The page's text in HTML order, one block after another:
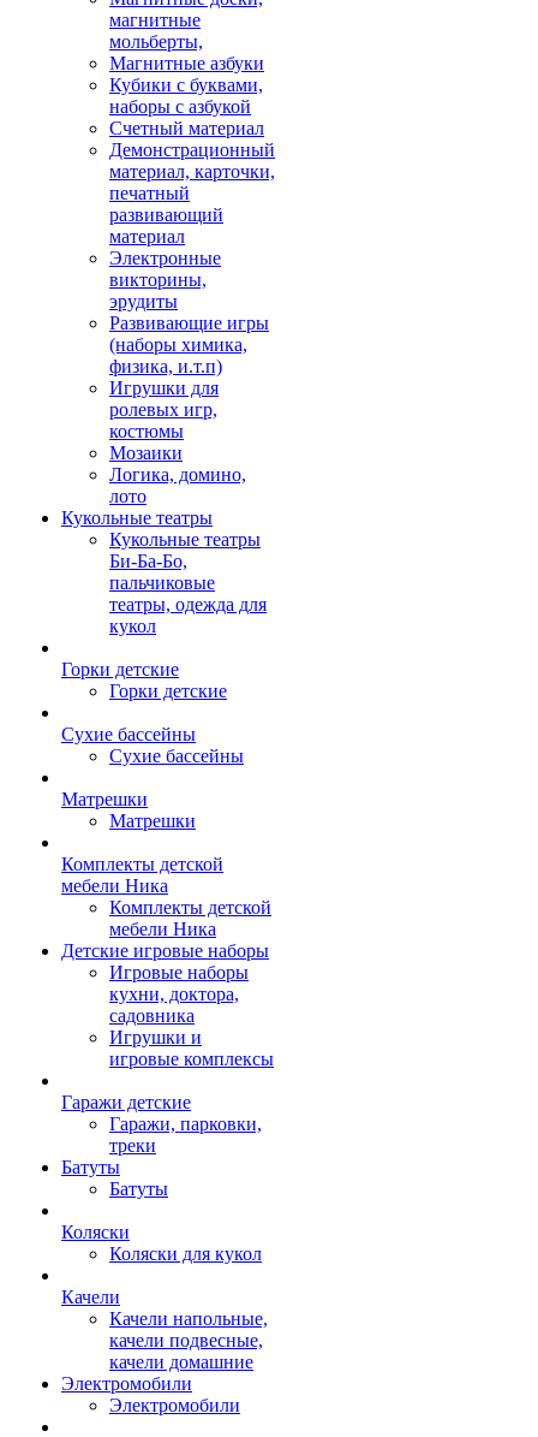
магнитные
мольберты,
Магнитные азбуки
Кубики с буквами,
наборы с азбукой
Счетный материал
Демонстрационный
материал, карточки,
печатный
развивающий
материал
Электронные
викторины,
эрудиты
Развивающие игры
(наборы химика,
физика, и.т.п)
Игрушки для
ролевых игр,
костюмы
Мозаики
Логика, домино,
лото
Кукольные театры
Кукольные театры
Би-Ба-Бо,
пальчиковые
театры, одежда для
кукол
Горки детские
Горки детские
Сухие бассейны
Сухие бассейны
Матрешки
Матрешки
Комплекты детской
мебели Ника
Комплекты детской
мебели Ника
Детские игровые наборы
Игровые наборы
кухни, доктора,
садовника
Игрушки и
игровые комплексы
Гаражи детские
Гаражи, парковки,
треки
Батуты
Батуты
Коляски
Коляски для кукол
Качели
Качели напольные,
качели подвесные,
качели домашние
Электромобили
Электромобили